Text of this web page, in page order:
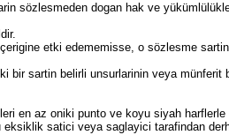
sözlesmeden dogan hak ve
etki edememisse, o sözlesme
sartin belirli unsurlarinin veya münferit
en az oniki punto ve koyu siyah
satici veya saglayici tarafindan